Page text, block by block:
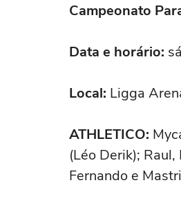
Campeonato
Data e horário:
Local: Ligga
ATHLETICO:
(Léo Derik);
Fernando e